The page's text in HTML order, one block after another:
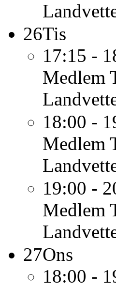
26Tis
17:15 -
Medlem
18:00 -
Medlem
19:00 -
Medlem
27Ons
18:00 -